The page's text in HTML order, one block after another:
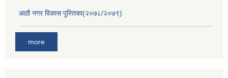
आठौ नगर विकास पुस्तिका(२०७८/२०७९)
more